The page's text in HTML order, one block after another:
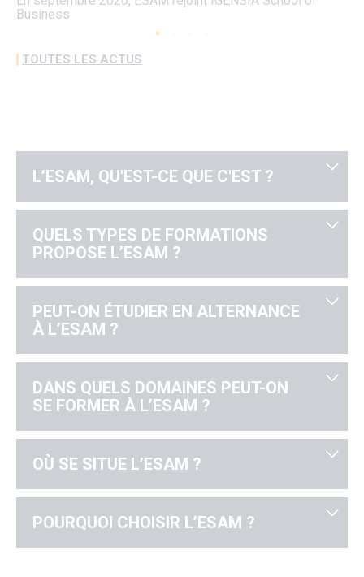
Business
TOUTES LES ACTUS
L’ESAM, QU'EST-CE QUE C'EST ?
QUELS TYPES DE FORMATIONS
PROPOSE L’ESAM ?
PEUT-ON ÉTUDIER EN ALTERNANCE
À L’ESAM ?
DANS QUELS DOMAINES PEUT-ON
SE FORMER À L’ESAM ?
OÙ SE SITUE L’ESAM ?
POURQUOI CHOISIR L’ESAM ?